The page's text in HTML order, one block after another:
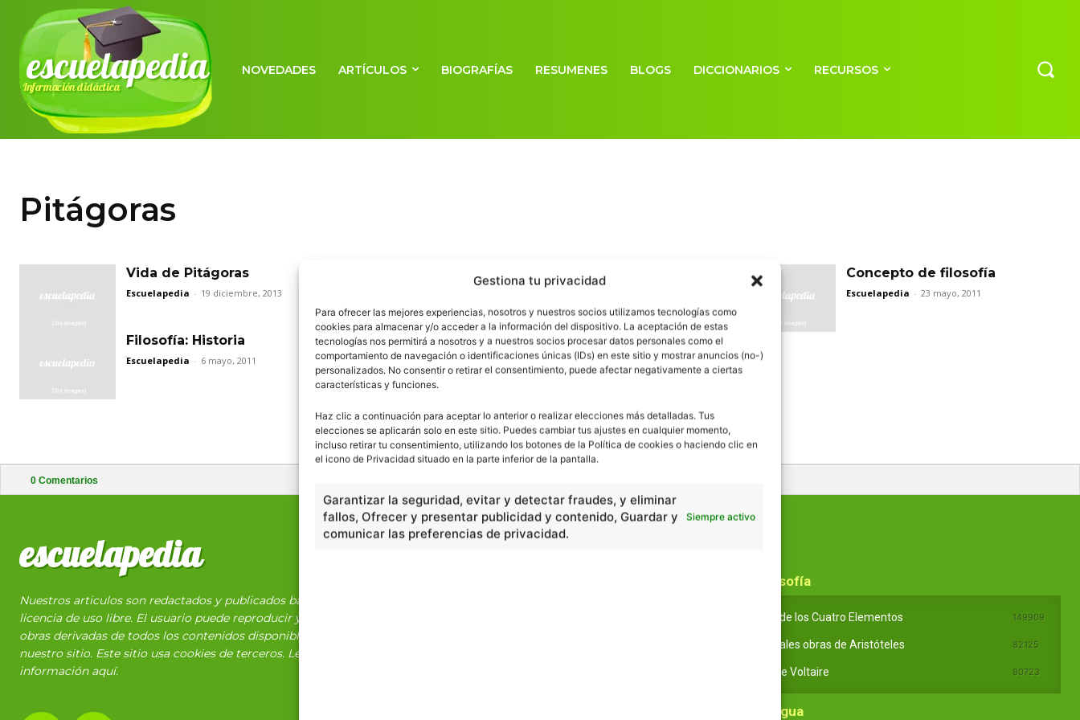
Gestiona tu privacidad
Para ofrecer las mejores experiencias, nosotros y nuestros socios utilizamos tecnologías como
cookies para almacenar y/o acceder a la información del dispositivo. La aceptación de estas
tecnologías nos permitirá a nosotros y a nuestros socios procesar datos personales como el
comportamiento de navegación o identificaciones únicas (IDs) en este sitio y mostrar anuncios (no-)
personalizados. No consentir o retirar el consentimiento, puede afectar negativamente a ciertas
características y funciones.
Haz clic a continuación para aceptar lo anterior o realizar elecciones más detalladas. Tus
elecciones se aplicarán solo en este sitio. Puedes cambiar tus ajustes en cualquier momento,
incluso retirar tu consentimiento, utilizando los botones de la Política de cookies o haciendo clic en
el icono de Privacidad situado en la parte inferior de la pantalla.
Garantizar la seguridad, evitar y detectar fraudes, y eliminar
fallos, Ofrecer y presentar publicidad y contenido, Guardar y
comunicar las preferencias de privacidad.
Siempre activo
escuelapedia
Información didáctica
NOVEDADES ARTÍCULOS BIOGRAFÍAS RESUMENES BLOGS DICCIONARIOS RECURSOS
Pitágoras
Vida de Pitágoras
Escuelapedia - 19 diciembre, 2013
Stonehenge y la medición del
tiempo
Escuelapedia - 19 diciembre, 2011
Concepto de filosofía
Escuelapedia - 23 mayo, 2011
Filosofía: Historia
Escuelapedia - 6 mayo, 2011
Qué es la filosofía
Escuelapedia - 5 mayo, 2011
0 Comentarios
escuelapedia
Nuestros articulos son redactados y publicados bajo
licencia de uso libre. El usuario puede reproducir y hacer
obras derivadas de todos los contenidos disponibles en
nuestro sitio. Este sitio usa cookies de terceros. Lea más
información aquí.
En Filosofía
Teoría de los Cuatro Elementos 149909
Principales obras de Aristóteles 82125
Ideas de Voltaire 80723
En Lengua